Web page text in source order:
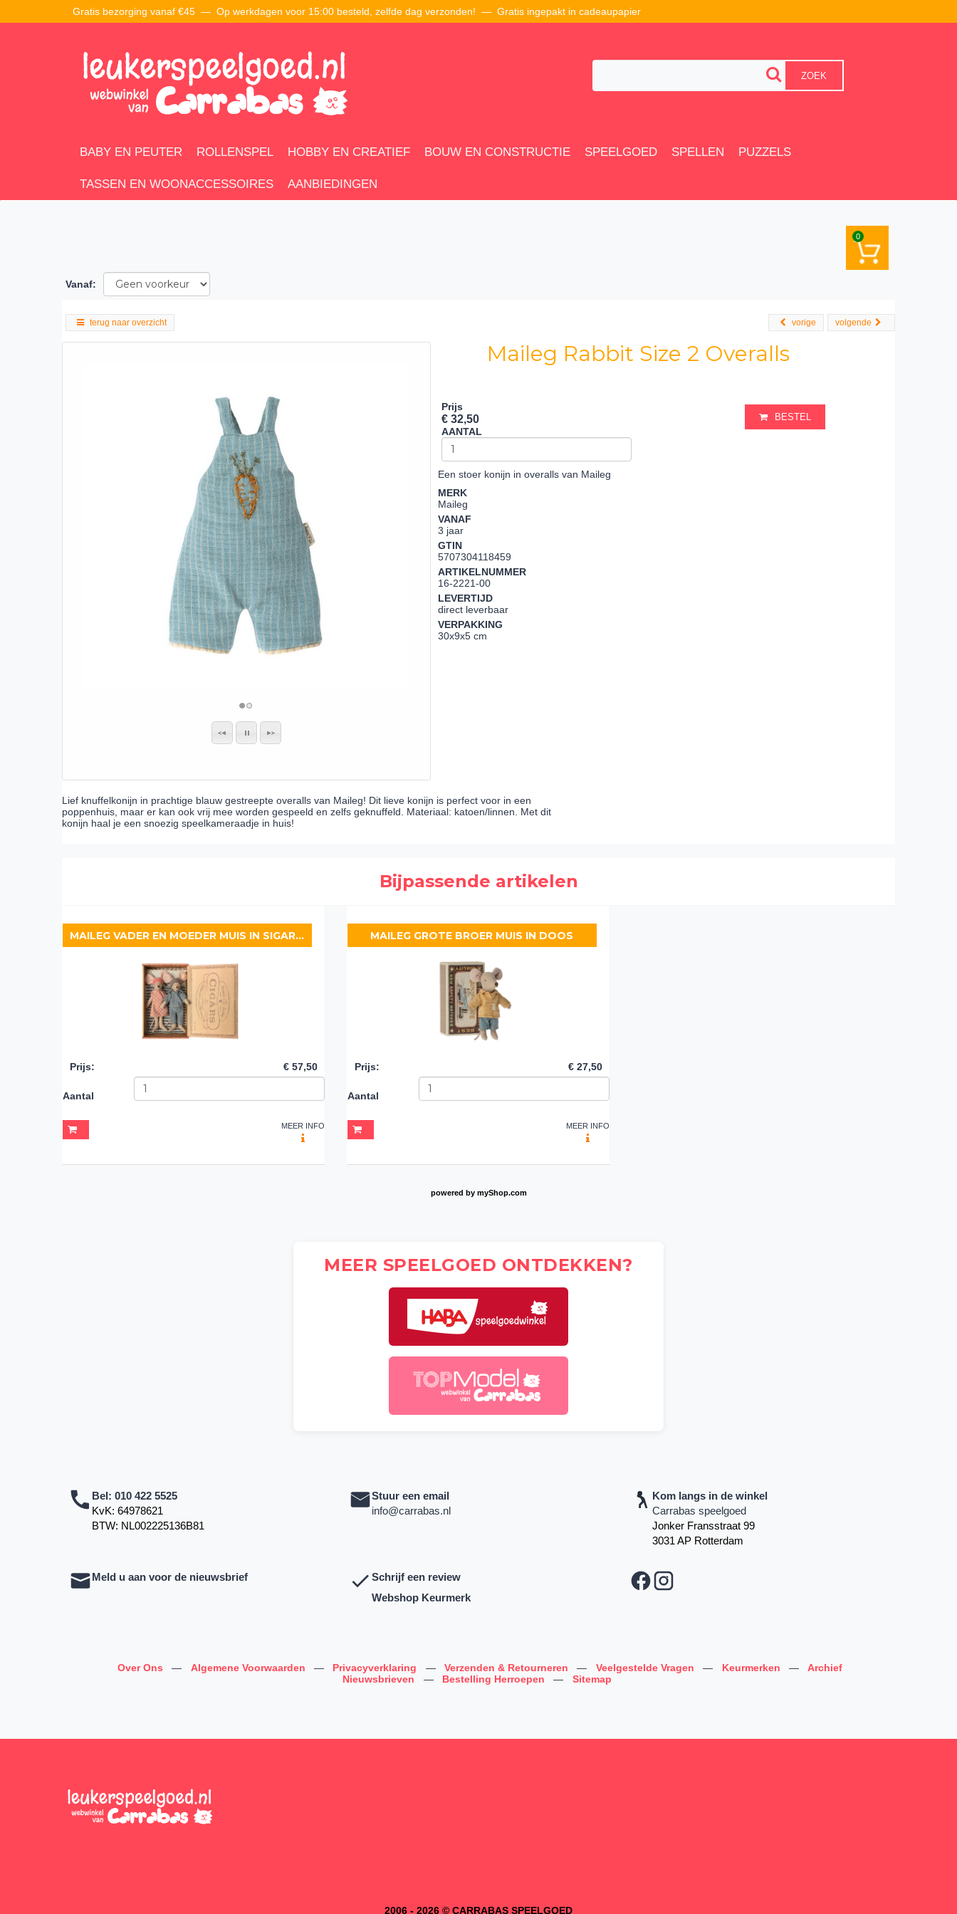
Gratis bezorging vanaf €45 — Op werkdagen voor 15:00 besteld, zelfde dag verzonden! — Gratis ingepakt in cadeaupapier
ZOEK
BABY EN PEUTER ROLLENSPEL HOBBY EN CREATIEF BOUW EN CONSTRUCTIE SPEELGOED SPELLEN PUZZELS
TASSEN EN WOONACCESSOIRES AANBIEDINGEN
0
Vanaf:
terug naar overzicht volgende
vorige
Maileg Rabbit Size 2 Overalls
Prijs
€ 32,50
AANTAL
BESTEL
Een stoer konijn in overalls van Maileg
MERK
Maileg
VANAF
3 jaar
GTIN
5707304118459
ARTIKELNUMMER
16-2221-00
LEVERTIJD
direct leverbaar
VERPAKKING
30x9x5 cm
Lief knuffelkonijn in prachtige blauw gestreepte overalls van Maileg! Dit lieve konijn is perfect voor in een
poppenhuis, maar er kan ook vrij mee worden gespeeld en zelfs geknuffeld. Materiaal: katoen/linnen. Met dit
konijn haal je een snoezig speelkameraadje in huis!
Bijpassende artikelen
MAILEG VADER EN MOEDER MUIS IN SIGARENDOOS
Prijs: € 57,50
Aantal
MEER INFO
MAILEG GROTE BROER MUIS IN DOOS
Prijs: € 27,50
Aantal
MEER INFO
powered by myShop.com
MEER SPEELGOED ONTDEKKEN?
Bel: 010 422 5525
KvK: 64978621
BTW: NL002225136B81
Stuur een email
info@carrabas.nl
Kom langs in de winkel
Carrabas speelgoed
Jonker Fransstraat 99
3031 AP Rotterdam
Meld u aan voor de nieuwsbrief
Schrijf een review
Webshop Keurmerk
Over Ons — Algemene Voorwaarden — Privacyverklaring — Verzenden & Retourneren — Veelgestelde Vragen — Keurmerken —
Archief
Nieuwsbrieven
— Bestelling Herroepen — Sitemap
2006 - 2026 © CARRABAS SPEELGOED